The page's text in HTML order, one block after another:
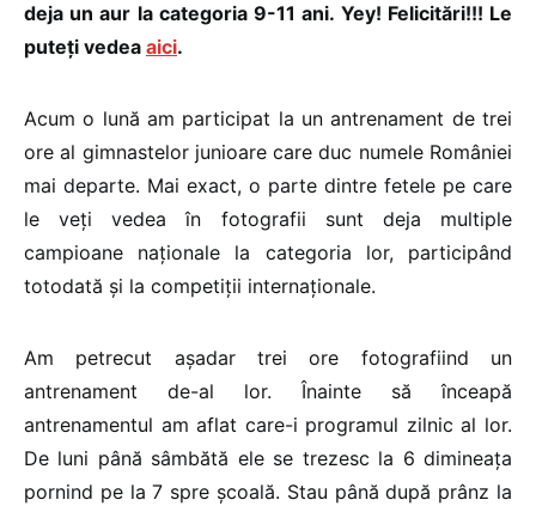
deja un aur la categoria 9-11 ani. Yey! Felicitări!!! Le
puteți vedea aici.
Acum o lună am participat la un antrenament de trei
ore al gimnastelor junioare care duc numele României
mai departe. Mai exact, o parte dintre fetele pe care
le veți vedea în fotografii sunt deja multiple
campioane naționale la categoria lor, participând
totodată și la competiții internaționale.
Am petrecut așadar trei ore fotografiind un
antrenament de-al lor. Înainte să înceapă
antrenamentul am aflat care-i programul zilnic al lor.
De luni până sâmbătă ele se trezesc la 6 dimineața
pornind pe la 7 spre școală. Stau până după prânz la